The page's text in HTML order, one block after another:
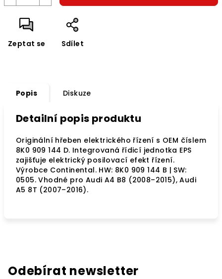
Zeptat se Sdílet
Popis Diskuze
Detailní popis produktu
Originální hřeben elektrického řízení s OEM číslem
8K0 909 144 D. Integrovaná řídicí jednotka EPS
zajišťuje elektrický posilovací efekt řízení.
Výrobce Continental. HW: 8K0 909 144 B | SW:
0505. Vhodné pro Audi A4 B8 (2008–2015), Audi
A5 8T (2007–2016).
Odebírat newsletter